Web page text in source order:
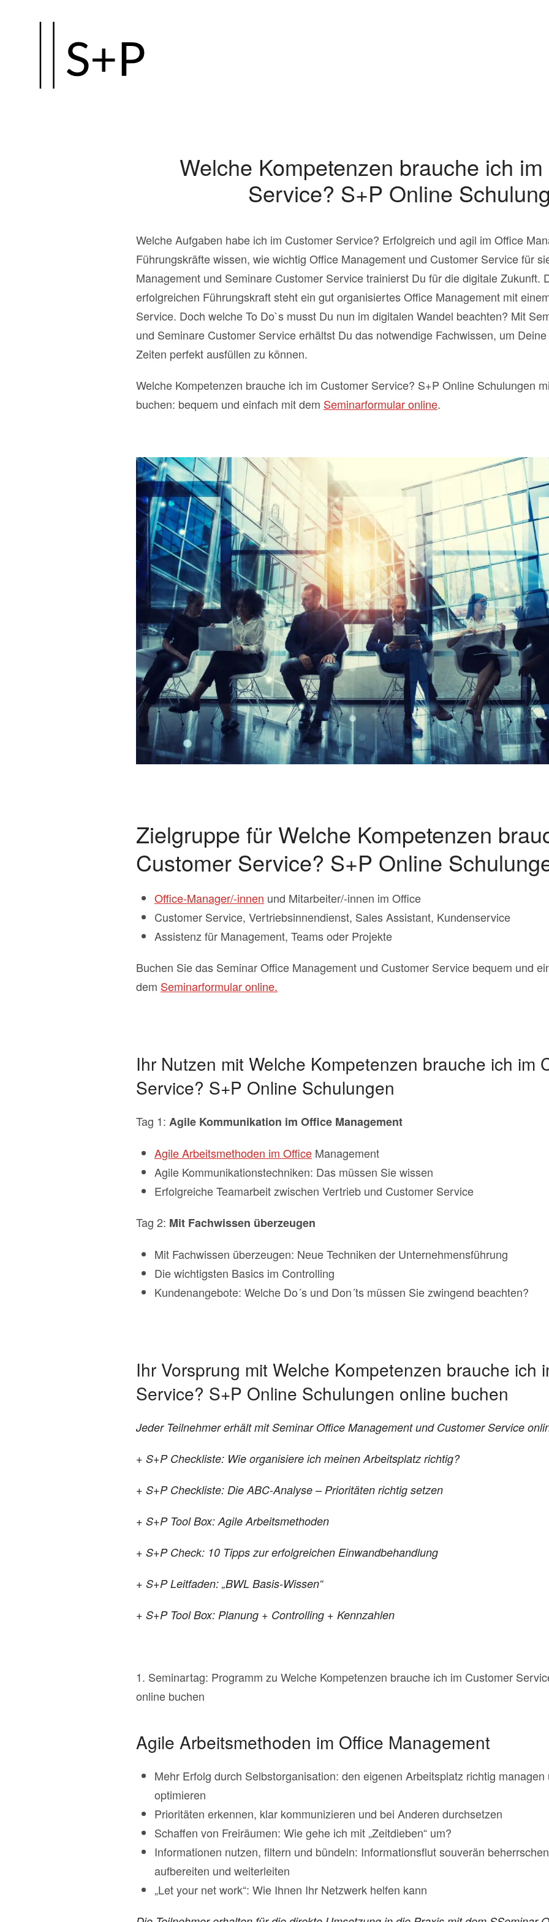
Hauptinhalt
Welche Kompetenzen brauche ich
Service? S+P Online
Welche Aufgaben habe ich im Customer Service? Erfolgreich und agil im Office
Führungskräfte wissen, wie wichtig Office Management und Customer Service für
Management und Seminare Customer Service trainierst Du für die digitale Zukunft.
erfolgreichen Führungskraft steht ein gut organisiertes Office Management mit
Service. Doch welche To Do`s musst Du nun im digitalen Wandel beachten? Mit
und Seminare Customer Service erhältst Du das notwendige Fachwissen, um
Zeiten perfekt ausfüllen zu können.
Welche Kompetenzen brauche ich im Customer Service? S+P Online Schulungen
buchen: bequem und einfach mit dem Seminarformular online.
Zielgruppe für Welche Kompetenzen
Customer Service? S+P Online
Office-Manager/-innen und Mitarbeiter/-innen im Office
Customer Service, Vertriebsinnendienst, Sales Assistant, Kundenservice
Assistenz für Management, Teams oder Projekte
Buchen Sie das Seminar Office Management und Customer Service bequem und
dem Seminarformular online.
Ihr Nutzen mit Welche Kompetenzen brauche ich im
Service? S+P Online Schulungen
Tag 1: Agile Kommunikation im Office Management
Agile Arbeitsmethoden im Office Management
Agile Kommunikationstechniken: Das müssen Sie wissen
Erfolgreiche Teamarbeit zwischen Vertrieb und Customer Service
Tag 2: Mit Fachwissen überzeugen
Mit Fachwissen überzeugen: Neue Techniken der Unternehmensführung
Die wichtigsten Basics im Controlling
Kundenangebote: Welche Do´s und Don´ts müssen Sie zwingend beachten?
Ihr Vorsprung mit Welche Kompetenzen brauche ich
Service? S+P Online Schulungen online buchen
Jeder Teilnehmer erhält mit Seminar Office Management und Customer Service
+ S+P Checkliste: Wie organisiere ich meinen Arbeitsplatz richtig?
+ S+P Checkliste: Die ABC-Analyse – Prioritäten richtig setzen
+ S+P Tool Box: Agile Arbeitsmethoden
+ S+P Check: 10 Tipps zur erfolgreichen Einwandbehandlung
+ S+P Leitfaden: „BWL Basis-Wissen“
+ S+P Tool Box: Planung + Controlling + Kennzahlen
1. Seminartag: Programm zu Welche Kompetenzen brauche ich im Customer
online buchen
Agile Arbeitsmethoden im Office Management
Mehr Erfolg durch Selbstorganisation: den eigenen Arbeitsplatz richtig
optimieren
Prioritäten erkennen, klar kommunizieren und bei Anderen durchsetzen
Schaffen von Freiräumen: Wie gehe ich mit „Zeitdieben“ um?
Informationen nutzen, filtern und bündeln: Informationsflut souverän
aufbereiten und weiterleiten
„Let your net work“: Wie Ihnen Ihr Netzwerk helfen kann